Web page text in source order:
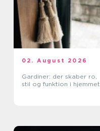
02. August 2026
Gardiner: der skaber ro,
stil og funktion i hjemmet